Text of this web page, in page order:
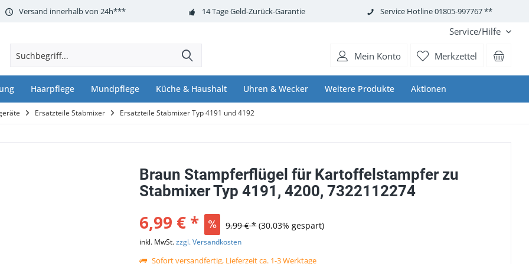
Versand innerhalb von 24h*** 14 Tage Geld-Zurück-Garantie Service Hotline 01805-997767 **
Service/Hilfe
Merkzettel
Mein Konto
Haarpflege Mundpflege Küche & Haushalt Uhren & Wecker Weitere Produkte Aktionen
Ersatzteile Stabmixer Ersatzteile Stabmixer Typ 4191 und 4192
Braun Stampferflügel für Kartoffelstampfer zu
Stabmixer Typ 4191, 4200, 7322112274
6,99 € * 9,99 € * (30,03% gespart)
inkl. MwSt.zzgl. Versandkosten
Sofort versandfertig, Lieferzeit ca. 1-3 Werktage